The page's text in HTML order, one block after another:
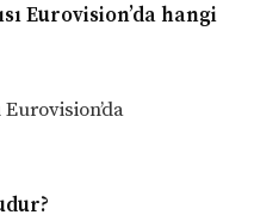
Eurovision’da hangi